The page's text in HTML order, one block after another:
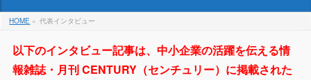
HOME » 代表インタビュー
以下のインタビュー記事は、中小企業の活躍を伝える情
報雑誌・月刊 CENTURY（センチュリー）に掲載された